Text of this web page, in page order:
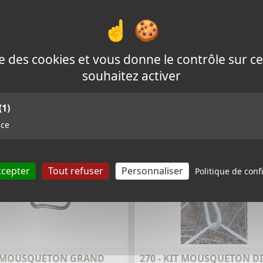
des cookies et vous donne le contrôle sur
souhaitez activer
Tout refuser Personnaliser Politique de
: 105
GALVANISÉ
Référence : 107
GRAND
270 - KIT MOUSQUETON